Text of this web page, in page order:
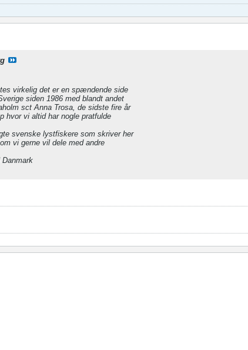
virkelig det er en spændende side
siden 1986 med blandt andet
sct Anna Trosa, de sidste fire år
hvor vi altid har nogle pratfulde
svenske lystfiskere som skriver her
vi gerne vil dele med andre
Danmark